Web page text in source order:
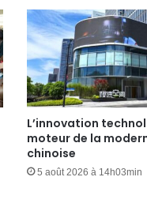
L’innovation
moteur de la
chinoise
5 août 2026 à 14h03min